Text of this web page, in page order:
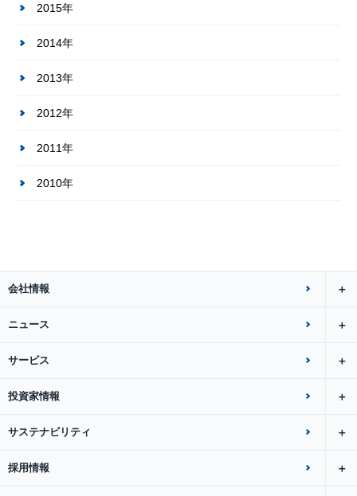
2015年
2014年
2013年
2012年
2011年
2010年
会社情報
ニュース
サービス
投資家情報
サステナビリティ
採用情報